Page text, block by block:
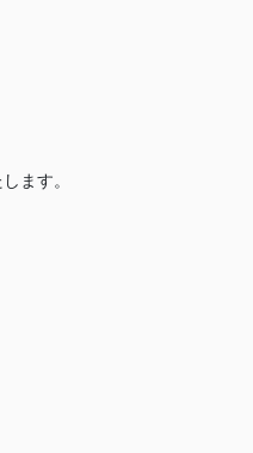
ます。